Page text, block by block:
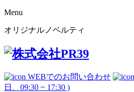
Menu
オリジナルノベルティ
WEBでのお問い合わせ
日、09:30 ~ 17:30 )